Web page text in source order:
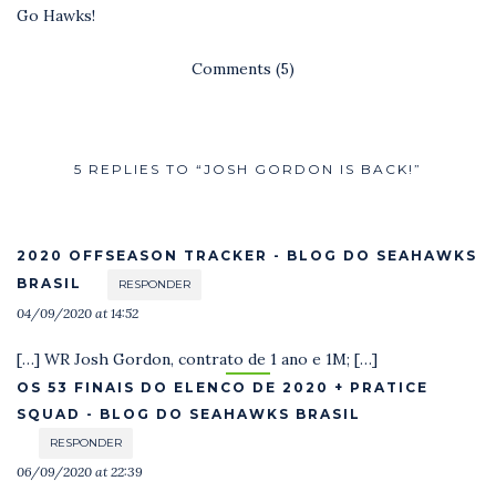
Go Hawks!
Comments (5)
5 REPLIES TO “JOSH GORDON IS BACK!”
2020 OFFSEASON TRACKER - BLOG DO SEAHAWKS
BRASIL
RESPONDER
04/09/2020 at 14:52
[…] WR Josh Gordon, contrato de 1 ano e 1M; […]
OS 53 FINAIS DO ELENCO DE 2020 + PRATICE
SQUAD - BLOG DO SEAHAWKS BRASIL
RESPONDER
06/09/2020 at 22:39